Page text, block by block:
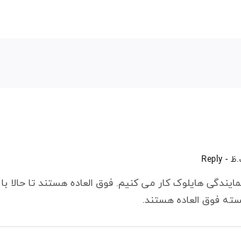
- Reply
با نمایندگی هایلوک کار می کنیم. فوق العاده هستند تا
فوق العاده هستند.